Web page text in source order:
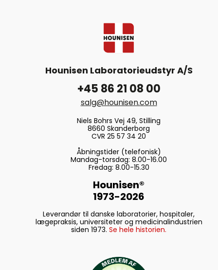
Hounisen Laboratorieudstyr A/S
+45 86 21 08 00
salg@hounisen.com
Niels Bohrs Vej 49, Stilling
8660 Skanderborg
CVR 25 57 34 20
Åbningstider (telefonisk)
Mandag-torsdag: 8.00-16.00
Fredag: 8.00-15.30
Hounisen®
1973-2026
Leverandør til danske laboratorier, hospitaler,
lægepraksis, universiteter og medicinalindustrien
siden 1973. Se hele historien.